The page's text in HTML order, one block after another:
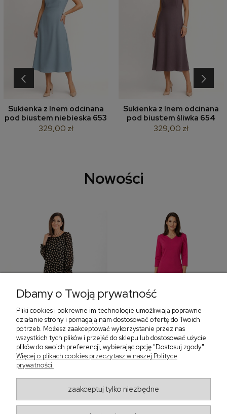
Sukienka z lnem odcinana
pod biustem niebieska 653
329,00 zł
Sukienka z lnem odcinana
pod biustem śliwka 654
329,00 zł
‹ ›
Nowości
Sukienka z falbaną i
bufiastym rękawem w
405,30 zł
Sukienka z dekoltem w
299,00 zł
‹
Dbamy o Twoją prywatność
Pliki cookies i pokrewne im technologie umożliwiają poprawne
działanie strony i pomagają nam dostosować ofertę do Twoich
potrzeb. Możesz zaakceptować wykorzystanie przez nas
wszystkich tych plików i przejść do sklepu lub dostosować użycie
plików do swoich preferencji, wybierając opcję "Dostosuj zgody".
Więcej o plikach cookies przeczytasz w naszej Polityce
prywatności.
zaakceptuj tylko niezbędne